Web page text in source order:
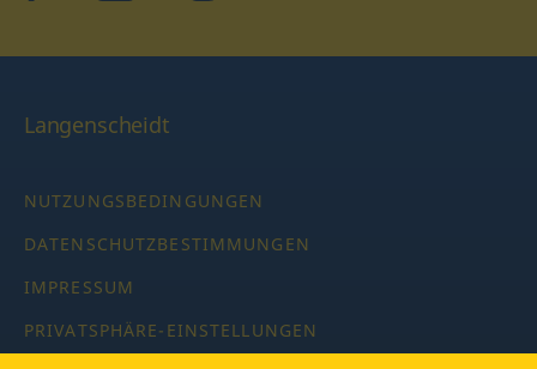
Langenscheidt
NUTZUNGSBEDINGUNGEN
DATENSCHUTZBESTIMMUNGEN
IMPRESSUM
PRIVATSPHÄRE-EINSTELLUNGEN